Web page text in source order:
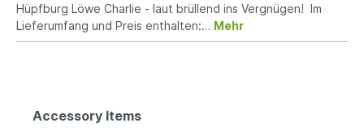
Hüpfburg Löwe Charlie - laut brüllend ins Vergnügen! Im
Lieferumfang und Preis enthalten:… Mehr
Accessory Items